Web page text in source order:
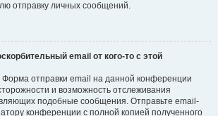
отправку личных сообщений.
email от кого-то с этой
отправки email на данной конференции
и возможность отслеживания
подобные сообщения. Отправьте email-
конференции с полной копией полученного